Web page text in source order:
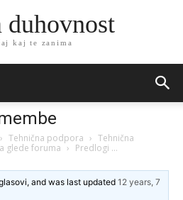
duhovnost
kaj te zanima
› Tehnična podpora › Tehnična
glede foruma › Predlogi …
and was last updated12 years, 7